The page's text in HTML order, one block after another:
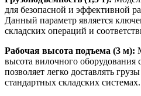
для безопасной и эффективной
Данный параметр является
складских операций и
Рабочая высота подъема (3 м):
высота вилочного оборудования
позволяет легко доставлять
стандартных складских системах.